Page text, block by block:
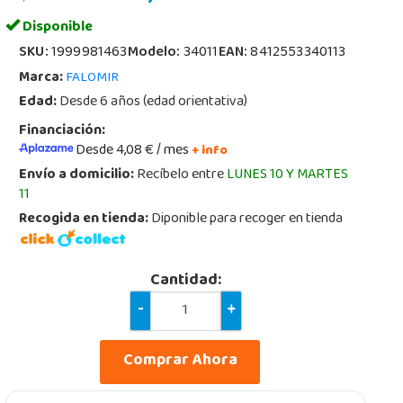
Disponible
SKU:1999981463Modelo:34011EAN:8412553340113
Marca:FALOMIR
Edad:Desde 6 años (edad orientativa)
Financiación:
Desde 4,08 € / mes+ info
Envío a domicilio:Recíbelo entreLUNES 10 Y MARTES
11
Recogida en tienda:Diponible para recoger en tienda
Cantidad:
-
+
Comprar Ahora